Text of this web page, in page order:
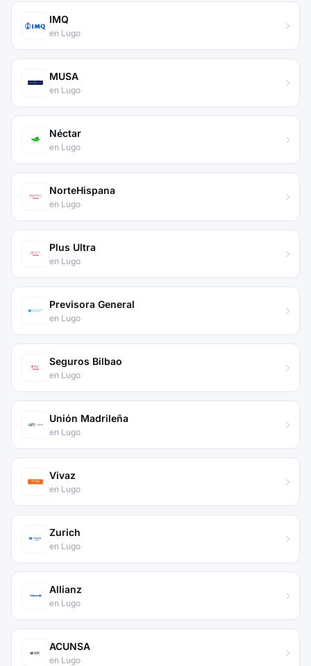
IMQ
en Lugo
MUSA
en Lugo
Néctar
en Lugo
NorteHispana
en Lugo
Plus Ultra
en Lugo
Previsora General
en Lugo
Seguros Bilbao
en Lugo
Unión Madrileña
en Lugo
Vivaz
en Lugo
Zurich
en Lugo
Allianz
en Lugo
ACUNSA
en Lugo